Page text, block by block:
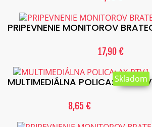
PRIPEVNENIE MONITOROV
17,90 €
MULTIMEDIÁLNA POLICA: AX-
8,65 €
Skladom